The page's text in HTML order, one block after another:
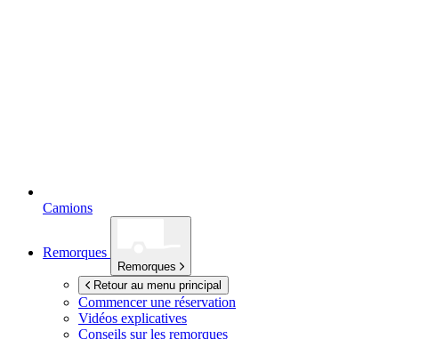
Camions
Remorques
Remorques
Retour au menu principal
Commencer une réservation
Vidéos explicatives
Conseils sur les remorques